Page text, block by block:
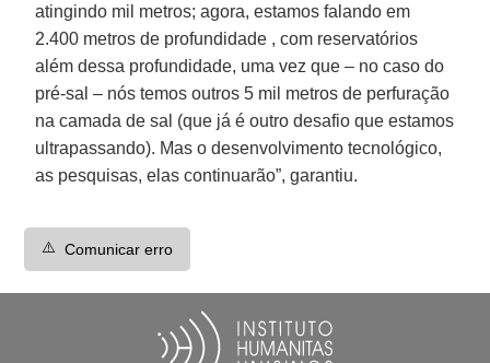
atingindo mil metros; agora, estamos falando em
2.400 metros de profundidade , com reservatórios
além dessa profundidade, uma vez que – no caso do
pré-sal – nós temos outros 5 mil metros de perfuração
na camada de sal (que já é outro desafio que estamos
ultrapassando). Mas o desenvolvimento tecnológico,
as pesquisas, elas continuarão”, garantiu.
⚠️ Comunicar erro